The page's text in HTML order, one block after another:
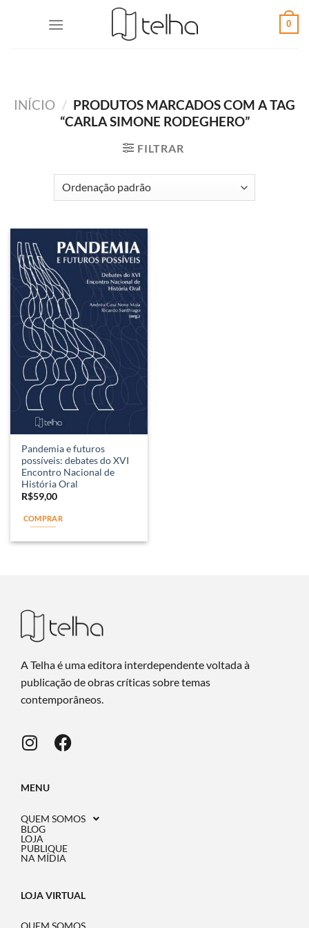
0
INÍCIO / PRODUTOS MARCADOS COM A TAG
“CARLA SIMONE RODEGHERO”
FILTRAR
Pandemia e futuros
possíveis: debates do XVI
Encontro Nacional de
História Oral
R$59,00
COMPRAR
A Telha é uma editora interdependente voltada à
publicação de obras críticas sobre temas
contemporâneos.
MENU
QUEM SOMOS
BLOG
LOJA
PUBLIQUE
NA MÍDIA
LOJA VIRTUAL